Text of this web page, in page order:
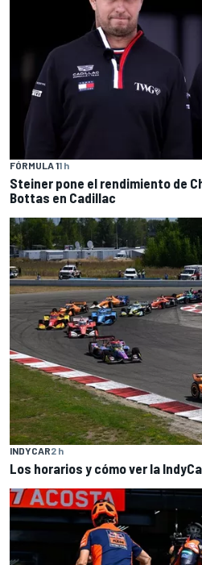
FÓRMULA 11 h
Steiner pone el rendimiento de
Bottas en Cadillac
INDYCAR2 h
Los horarios y cómo ver la